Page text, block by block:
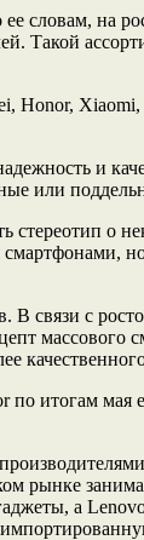
словам, на
Такой
и
или
о
В связи с
массового
итогам мая
рынке
а